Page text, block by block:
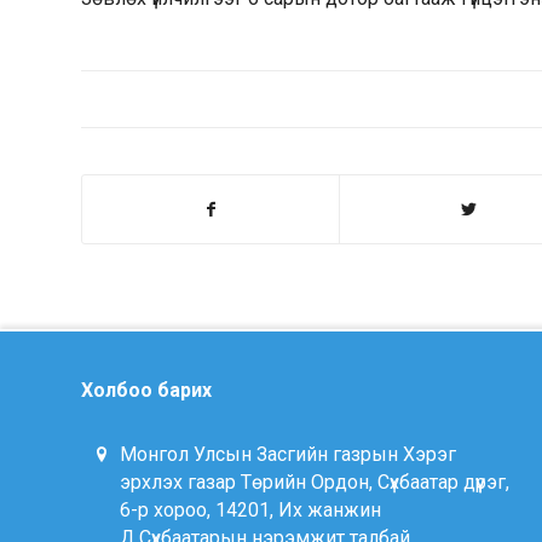
Холбоо барих
Монгол Улсын Засгийн газрын Хэрэг
эрхлэх газар Төрийн Ордон, Сүхбаатар дүүрэг,
6-р хороо, 14201, Их жанжин